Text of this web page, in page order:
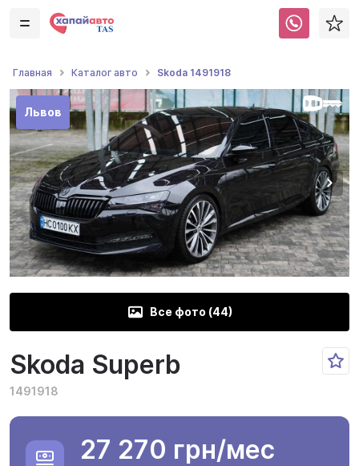
Главная Каталог авто Skoda 1491918
Львов
Все фото (44)
Skoda Superb
1491918
27 270 грн/мес